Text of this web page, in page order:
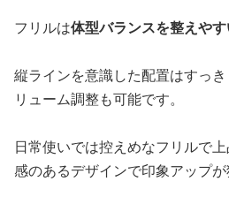
フリルは体型バランスを整えや
縦ラインを意識した配置はすっ
リューム調整も可能です。
日常使いでは控えめなフリルで
感のあるデザインで印象アップが